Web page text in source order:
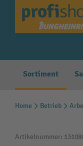
Zur
Sortiment
Home Betrieb
Artikelnummer: